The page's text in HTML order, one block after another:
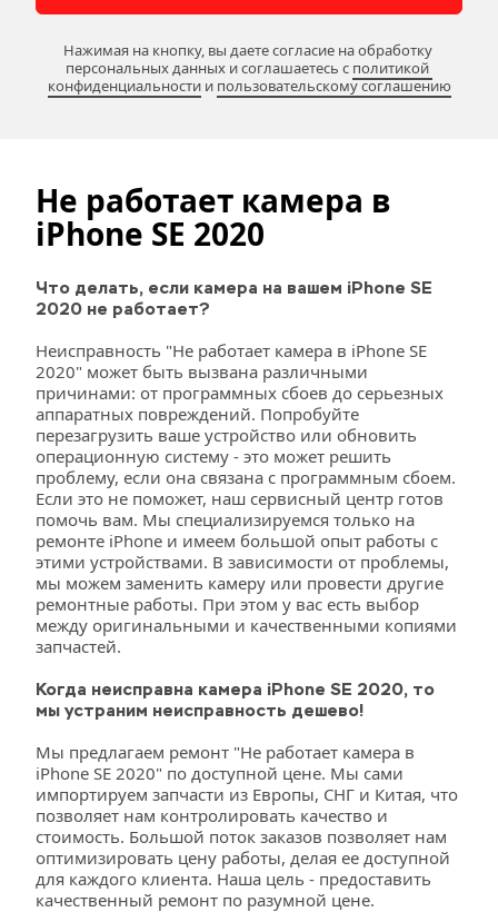
Нажимая на кнопку, вы даете согласие на обработку
персональных данных и соглашаетесь c политикой
конфиденциальности и пользовательскому соглашению
Не работает камера в
iPhone SE 2020
Что делать, если камера на вашем iPhone SE
2020 не работает?
Неисправность "Не работает камера в iPhone SE
2020" может быть вызвана различными
причинами: от программных сбоев до серьезных
аппаратных повреждений. Попробуйте
перезагрузить ваше устройство или обновить
операционную систему - это может решить
проблему, если она связана с программным сбоем.
Если это не поможет, наш сервисный центр готов
помочь вам. Мы специализируемся только на
ремонте iPhone и имеем большой опыт работы с
этими устройствами. В зависимости от проблемы,
мы можем заменить камеру или провести другие
ремонтные работы. При этом у вас есть выбор
между оригинальными и качественными копиями
запчастей.
Когда неисправна камера iPhone SE 2020, то
мы устраним неисправность дешево!
Мы предлагаем ремонт "Не работает камера в
iPhone SE 2020" по доступной цене. Мы сами
импортируем запчасти из Европы, СНГ и Китая, что
позволяет нам контролировать качество и
стоимость. Большой поток заказов позволяет нам
оптимизировать цену работы, делая ее доступной
для каждого клиента. Наша цель - предоставить
качественный ремонт по разумной цене.